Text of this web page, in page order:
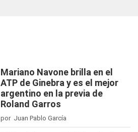
Mariano Navone brilla en el
ATP de Ginebra y es el mejor
argentino en la previa de
Roland Garros
por Juan Pablo García